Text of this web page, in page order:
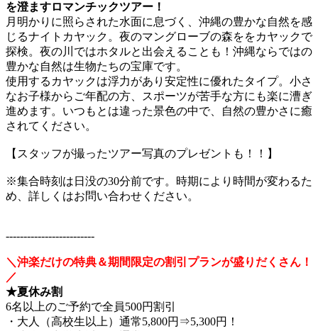
を澄ますロマンチックツアー！
月明かりに照らされた水面に息づく、沖縄の豊かな自然を感
じるナイトカヤック。夜のマングローブの森ををカヤックで
探検。夜の川ではホタルと出会えることも！沖縄ならではの
豊かな自然は生物たちの宝庫です。
使用するカヤックは浮力があり安定性に優れたタイプ。小さ
なお子様からご年配の方、スポーツが苦手な方にも楽に漕ぎ
進めます。いつもとは違った景色の中で、自然の豊かさに癒
されてください。
【スタッフが撮ったツアー写真のプレゼントも！！】
※集合時刻は日没の30分前です。時期により時間が変わるた
め、詳しくはお問い合わせください。
-------------------------
＼沖楽だけの特典＆期間限定の割引プランが盛りだくさん！
／
★夏休み割
6名以上のご予約で全員500円割引
・大人（高校生以上）通常5,800円⇒5,300円！